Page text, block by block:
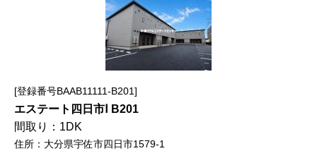
登録番号BAAB11111-B201
エステート四日市Ⅰ B201
1DK
大分県宇佐市四日市1579-1